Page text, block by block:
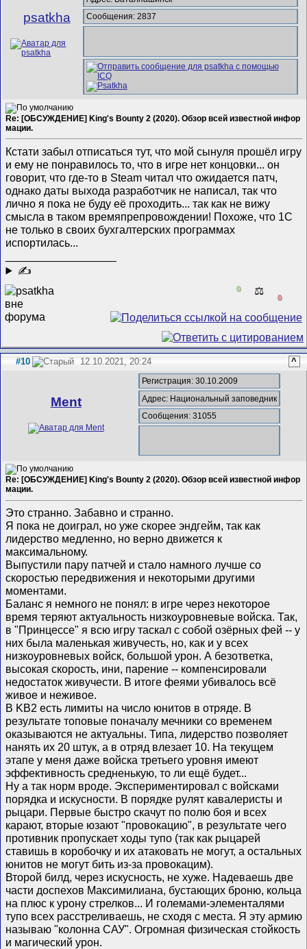
psatkha
Сообщения: 2837
Re: [ОБСУЖДЕНИЕ] King's Bounty 2 (2020). Обзор всей известной инфор
мации.
Кстати забыл отписаться тут, что мой сынуля прошёл игру
и ему не понравилось то, что в игре нет концовки... он
говорит, что где-то в Steam читал что ожидается патч,
однако даты выхода разработчик не написал, так что
лично я пока не буду её проходить... так как не вижу
смысла в таком времяпрепровождении! Похоже, что 1С
не только в своих бухгалтерских программах
испортилась...
✍
0 ⚖️
0
#10 12.10.2021, 20:24 ^
Ment
Регистрация: 30.10.2009
Адрес: Национальный заповедник
Сообщения: 31055
Re: [ОБСУЖДЕНИЕ] King's Bounty 2 (2020). Обзор всей известной инфор
мации.
Это странно. Забавно и странно.
Я пока не доиграл, но уже скорее эндгейм, так как
лидерство медленно, но верно движется к
максимальному.
Выпустили пару патчей и стало намного лучше со
скоростью передвижения и некоторыми другими
моментами.
Баланс я немного не понял: в игре через некоторое
время теряют актуальность низкоуровневые войска. Так,
в "Принцессе" я всю игру таскал с собой озёрных фей -- у
них была маленькая живучесть, но, как и у всех
низкоуровневых войск, большой урон. А безответка,
высокая скорость, ини, парение -- компенсировали
недостаток живучести. В итоге феями убивалось всё
живое и неживое.
В KB2 есть лимиты на число юнитов в отряде. В
результате топовые поначалу мечники со временем
оказываются не актуальны. Типа, лидерство позволяет
нанять их 20 штук, а в отряд влезает 10. На текущем
этапе у меня даже войска третьего уровня имеют
эффективность средненькую, то ли ещё будет...
Ну а так норм вроде. Экспериментировал с войсками
порядка и искусности. В порядке рулят кавалеристы и
рыцари. Первые быстро скачут по полю боя и всех
карают, вторые юзают "провокацию", в результате чего
противник пропускает ходы тупо (так как рыцарей
ставишь в коробочку и их атаковать не могут, а остальных
юнитов не могут бить из-за провокацим).
Второй билд, через искусность, не хуже. Надеваешь две
части доспехов Максимилиана, бустающих броню, кольца
на плюс к урону стрелков... И големами-элементалями
тупо всех расстреливаешь, не сходя с места. Я эту армию
называю "колонна САУ". Огромная физическая стойкость
и магический урон.